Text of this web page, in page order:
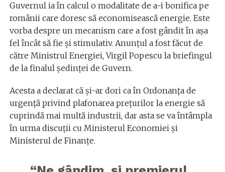
Guvernul ia în calcul o modalitate de a-i bonifica pe
românii care doresc să economisească energie. Este
vorba despre un mecanism care a fost gândit în aşa
fel încât să fie şi stimulativ. Anunțul a fost făcut de
către Ministrul Energiei, Virgil Popescu la briefingul
de la finalul şedinţei de Guvern.
Acesta a declarat că și-ar dori ca în Ordonanța de
urgență privind plafonarea prețurilor la energie să
cuprindă mai multă industrii, dar asta se va întâmpla
în urma discuții cu Ministerul Economiei și
Ministerul de Finanțe.